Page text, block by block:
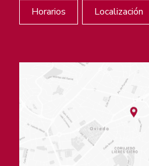
Horarios Localización